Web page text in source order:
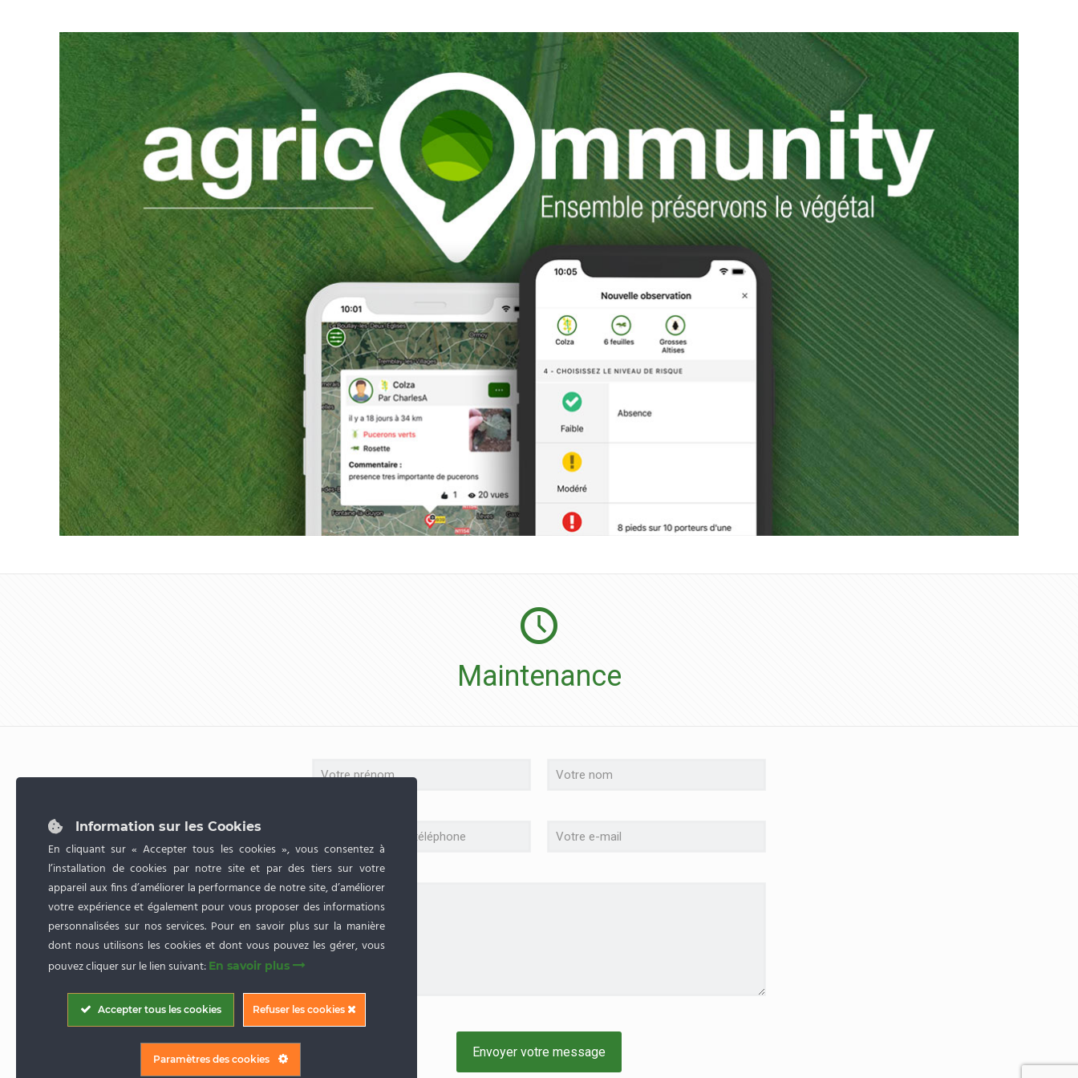
Maintenance
Information sur les Cookies
En cliquant sur « Accepter tous les cookies », vous consentez à
l’installation de cookies par notre site et par des tiers sur votre
appareil aux fins d’améliorer la performance de notre site, d’améliorer
votre expérience et également pour vous proposer des informations
personnalisées sur nos services. Pour en savoir plus sur la manière
dont nous utilisons les cookies et dont vous pouvez les gérer, vous
pouvez cliquer sur le lien suivant: En savoir plus
Accepter tous les cookies Refuser les cookies
Paramètres des cookies